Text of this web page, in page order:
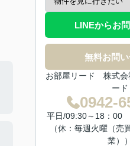
LINEからお
無料お問
お部屋リード 株式会
ード
0942-
平日/09:30～18：00
（休：毎週火曜（売
業））